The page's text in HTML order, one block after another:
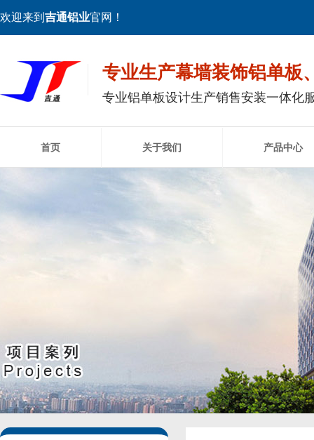
欢迎来到 吉通铝业官网！
专业生产幕墙装饰铝单板
专业铝单板设计生产销售安装一体化
首页 关于我们 产品中心